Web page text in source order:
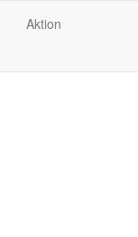
Aktion